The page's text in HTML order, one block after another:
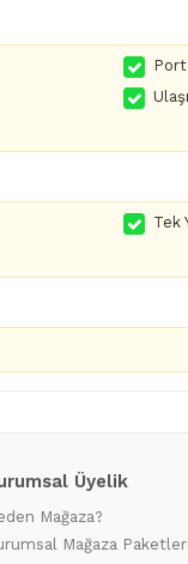
Port
Tek
Üyelik
Mağaza?
Mağaza Paketleri